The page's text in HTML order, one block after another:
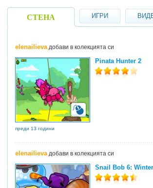
СТЕНА ИГРИ
elenailievaдобави в колекцията си
Pinata Hunter 2
преди 13 години
elenailievaдобави в колекцията си
Snail Bob 6: